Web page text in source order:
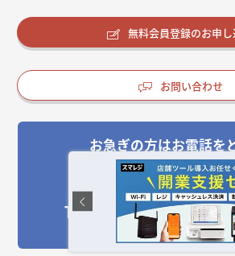
無料会員登録のお申
お問い合わせ
お急ぎの方はお電話を
受付時間:平日10:00～17:00(
TEL: 050-